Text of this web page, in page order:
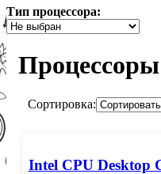
Тип процессора:
Процессоры
Сортировка:
Intel CPU Desktop